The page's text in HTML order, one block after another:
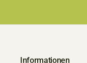
Informationen